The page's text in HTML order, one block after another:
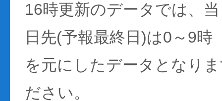
16時更新のデータでは、
日先(予報最終日)は0～9時
を元にしたデータとなり
ださい。